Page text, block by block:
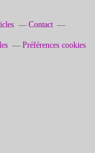
Contact
Préférences cookies